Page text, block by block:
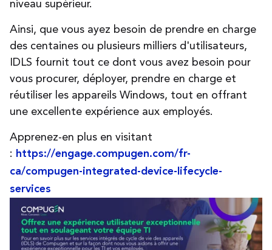
niveau supérieur.
Ainsi, que vous ayez besoin de prendre en charge
des centaines ou plusieurs milliers d'utilisateurs,
IDLS fournit tout ce dont vous avez besoin pour
vous procurer, déployer, prendre en charge et
réutiliser les appareils Windows, tout en offrant
une excellente expérience aux employés.
Apprenez-en plus en visitant
: https://engage.compugen.com/fr-
ca/compugen-integrated-device-lifecycle-
services